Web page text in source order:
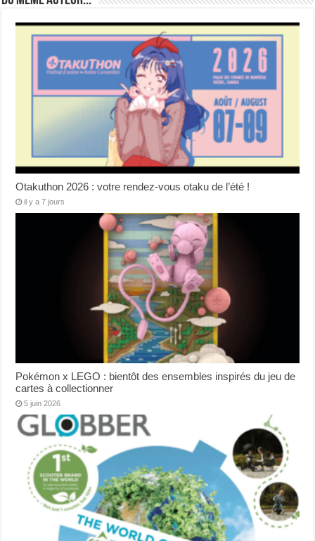
Otakuthon 2026 : votre rendez-vous otaku de l’été !
il y a 7 jours
Pokémon x LEGO : bientôt des ensembles inspirés du jeu de
cartes à collectionner
5 juin 2026